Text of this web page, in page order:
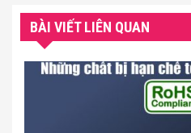
BÀI VIẾT LIÊN QUAN